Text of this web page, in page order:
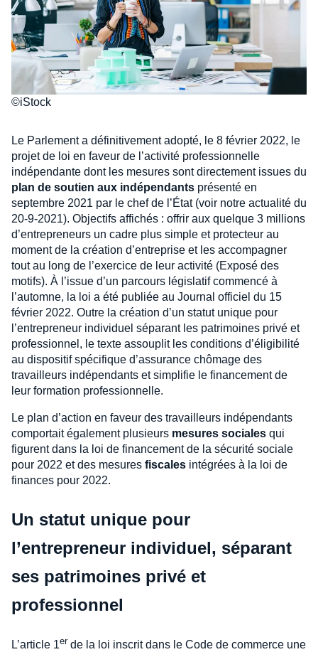
©iStock
Le Parlement a définitivement adopté, le 8 février 2022, le
projet de loi en faveur de l’activité professionnelle
indépendante dont les mesures sont directement issues du
plan de soutien aux indépendants présenté en
septembre 2021 par le chef de l’État (voir notre actualité du
20-9-2021). Objectifs affichés : offrir aux quelque 3 millions
d’entrepreneurs un cadre plus simple et protecteur au
moment de la création d’entreprise et les accompagner
tout au long de l’exercice de leur activité (Exposé des
motifs). À l’issue d’un parcours législatif commencé à
l’automne, la loi a été publiée au Journal officiel du 15
février 2022. Outre la création d’un statut unique pour
l’entrepreneur individuel séparant les patrimoines privé et
professionnel, le texte assouplit les conditions d’éligibilité
au dispositif spécifique d’assurance chômage des
travailleurs indépendants et simplifie le financement de
leur formation professionnelle.
Le plan d’action en faveur des travailleurs indépendants
comportait également plusieurs mesures sociales qui
figurent dans la loi de financement de la sécurité sociale
pour 2022 et des mesures fiscales intégrées à la loi de
finances pour 2022.
Un statut unique pour
l’entrepreneur individuel, séparant
ses patrimoines privé et
professionnel
L’article 1er de la loi inscrit dans le Code de commerce une